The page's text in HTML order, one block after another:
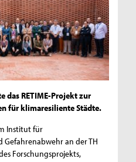
das RETIME-Projekt zur
für klimaresiliente Städte.
Institut für
an der TH
Forschungsprojekts,